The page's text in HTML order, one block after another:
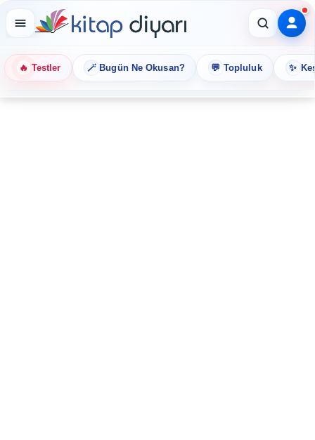
🔥 Testler 🪄 Bugün Ne Okusan? 💬 Topluluk ✨